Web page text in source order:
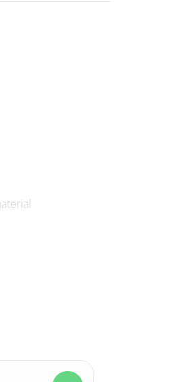
para melhor